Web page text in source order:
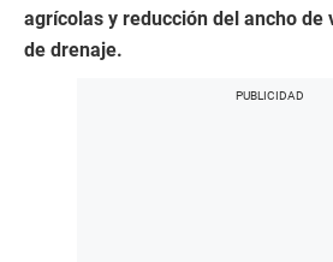
agrícolas y reducción del ancho de
de drenaje.